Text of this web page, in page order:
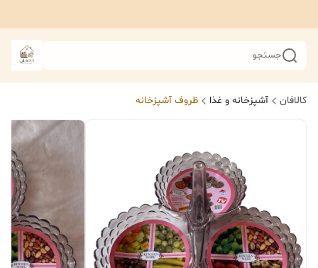
جستجو
کالافان آشپزخانه و غذا ظروف آشپزخانه